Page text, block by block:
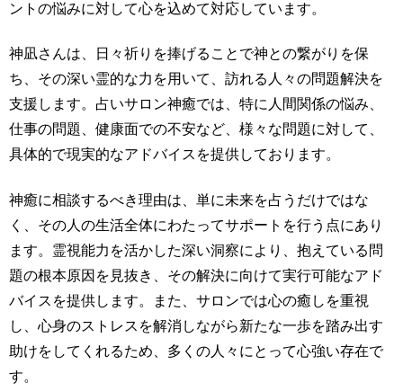
ントの悩みに対して心を込めて対応しています。
神凪さんは、日々祈りを捧げることで神との繋がりを保
ち、その深い霊的な力を用いて、訪れる人々の問題解決を
支援します。占いサロン神癒では、特に人間関係の悩み、
仕事の問題、健康面での不安など、様々な問題に対して、
具体的で現実的なアドバイスを提供しております。
神癒に相談するべき理由は、単に未来を占うだけではな
く、その人の生活全体にわたってサポートを行う点にあり
ます。霊視能力を活かした深い洞察により、抱えている問
題の根本原因を見抜き、その解決に向けて実行可能なアド
バイスを提供します。また、サロンでは心の癒しを重視
し、心身のストレスを解消しながら新たな一歩を踏み出す
助けをしてくれるため、多くの人々にとって心強い存在で
す。